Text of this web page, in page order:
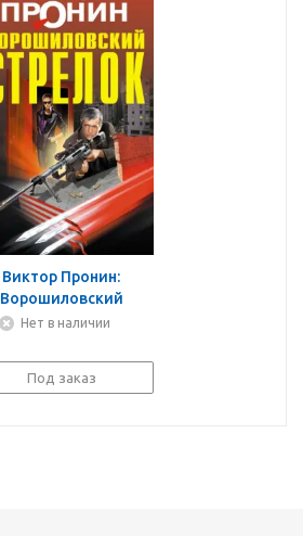
Виктор Пронин:
Ворошиловский
стрелок
Нет в наличии
Под заказ